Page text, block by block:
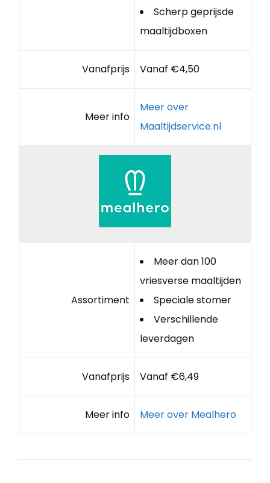
Scherp geprijsde
maaltijdboxen
Vanafprijs Vanaf €4,50
Meer info
Meer over
Maaltijdservice.nl
Assortiment
Meer dan 100
vriesverse maaltijden
Speciale stomer
Verschillende
leverdagen
Vanafprijs Vanaf €6,49
Meer info Meer over Mealhero